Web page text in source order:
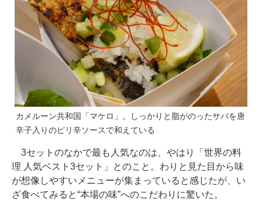
カメルーン共和国「マケロ」。しっかりと脂がのったサバを唐
辛子入りのピリ辛ソースで和えている
3セットのなかで最も人気なのは、やはり「世界の料
理 人気ベスト3セット」とのこと。わりと見た目から味
が想像しやすいメニューが集まっていると感じたが、い
ざ食べてみると“本場の味”へのこだわりに驚いた。